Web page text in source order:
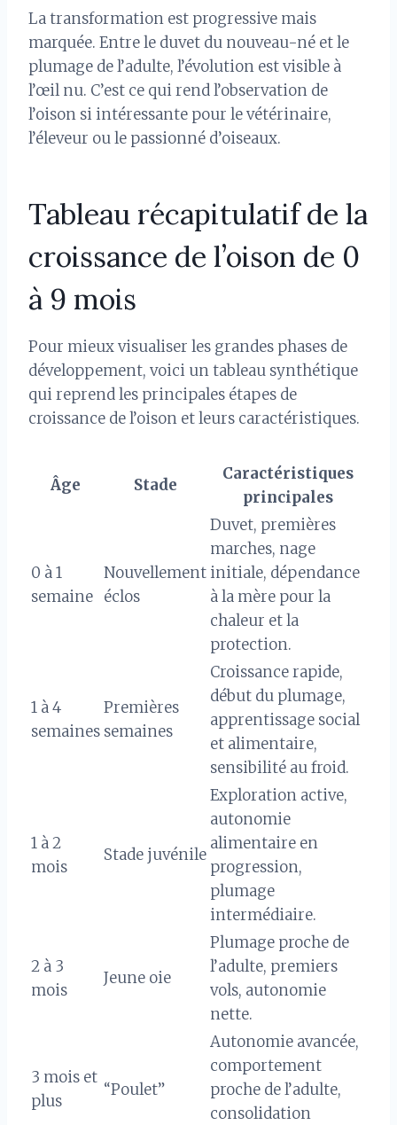
La transformation est progressive mais
marquée. Entre le duvet du nouveau-né et le
plumage de l’adulte, l’évolution est visible à
l’œil nu. C’est ce qui rend l’observation de
l’oison si intéressante pour le vétérinaire,
l’éleveur ou le passionné d’oiseaux.
Tableau récapitulatif de la
croissance de l’oison de 0
à 9 mois
Pour mieux visualiser les grandes phases de
développement, voici un tableau synthétique
qui reprend les principales étapes de
croissance de l’oison et leurs caractéristiques.
Âge Stade
Caractéristiques
principales
0 à 1
semaine
Nouvellement
éclos
Duvet, premières
marches, nage
initiale, dépendance
à la mère pour la
chaleur et la
protection.
1 à 4
semaines
Premières
semaines
Croissance rapide,
début du plumage,
apprentissage social
et alimentaire,
sensibilité au froid.
1 à 2
mois
Stade juvénile
Exploration active,
autonomie
alimentaire en
progression,
plumage
intermédiaire.
2 à 3
mois
Jeune oie
Plumage proche de
l’adulte, premiers
vols, autonomie
nette.
3 mois et
plus
“Poulet”
Autonomie avancée,
comportement
proche de l’adulte,
consolidation